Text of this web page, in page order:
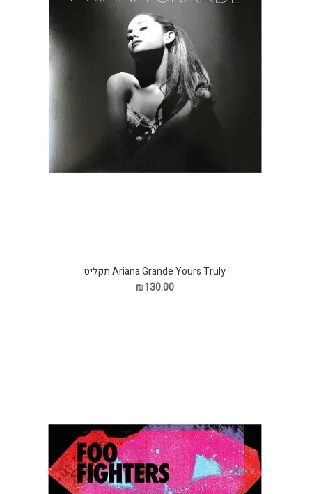
Ariana Grande Yours Truly תקליט
₪130.00